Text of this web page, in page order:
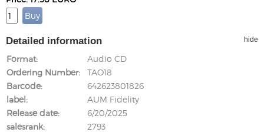
Detailed information hide
Format
Audio CD
Ordering Number
TAO18
Barcode
642623801826
label
AUM Fidelity
Release date
6/20/2025
salesrank
2793